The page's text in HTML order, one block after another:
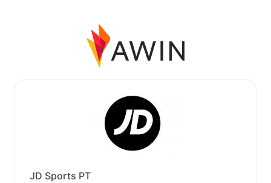
JD Sports PT